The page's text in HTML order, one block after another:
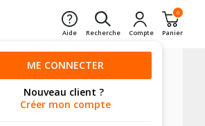
Aide Recherche Compte
0
Panier
ME CONNECTER
Nouveau client ?
Créer mon compte